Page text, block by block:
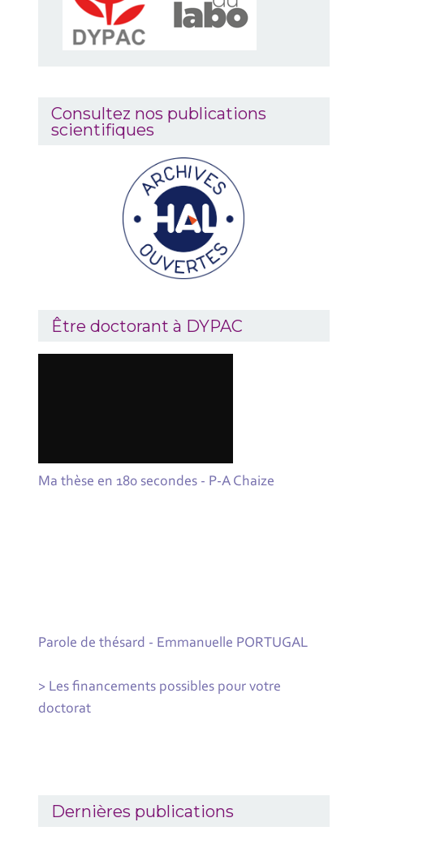
Consultez nos publications
scientifiques
Être doctorant à DYPAC
Ma thèse en 180 secondes - P-A Chaize
Parole de thésard - Emmanuelle PORTUGAL
> Les financements possibles pour votre
doctorat
Dernières publications